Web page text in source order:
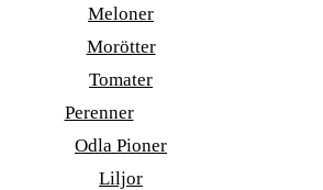
Meloner
Morötter
Tomater
Perenner
Odla Pioner
Liljor